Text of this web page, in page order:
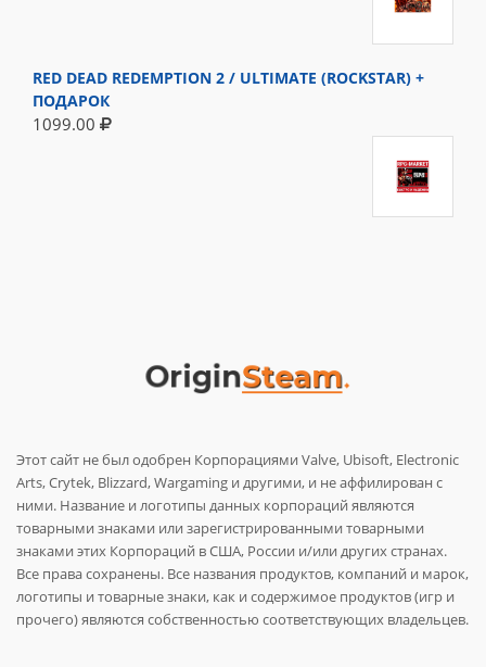
RED DEAD REDEMPTION 2 / ULTIMATE (ROCKSTAR) +
ПОДАРОК
1099.00
Этот сайт не был одобрен Корпорациями Valve, Ubisoft, Electronic
Arts, Crytek, Blizzard, Wargaming и другими, и не аффилирован с
ними. Название и логотипы данных корпораций являются
товарными знаками или зарегистрированными товарными
знаками этих Корпораций в США, России и/или других странах.
Все права сохранены. Все названия продуктов, компаний и марок,
логотипы и товарные знаки, как и содержимое продуктов (игр и
прочего) являются собственностью соответствующих владельцев.